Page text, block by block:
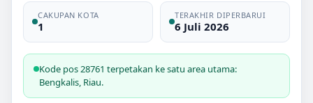
CAKUPAN KOTA
1
TERAKHIR DIPERBARUI
6 Juli 2026
Kode pos 28761 terpetakan ke satu area utama:
Bengkalis, Riau.